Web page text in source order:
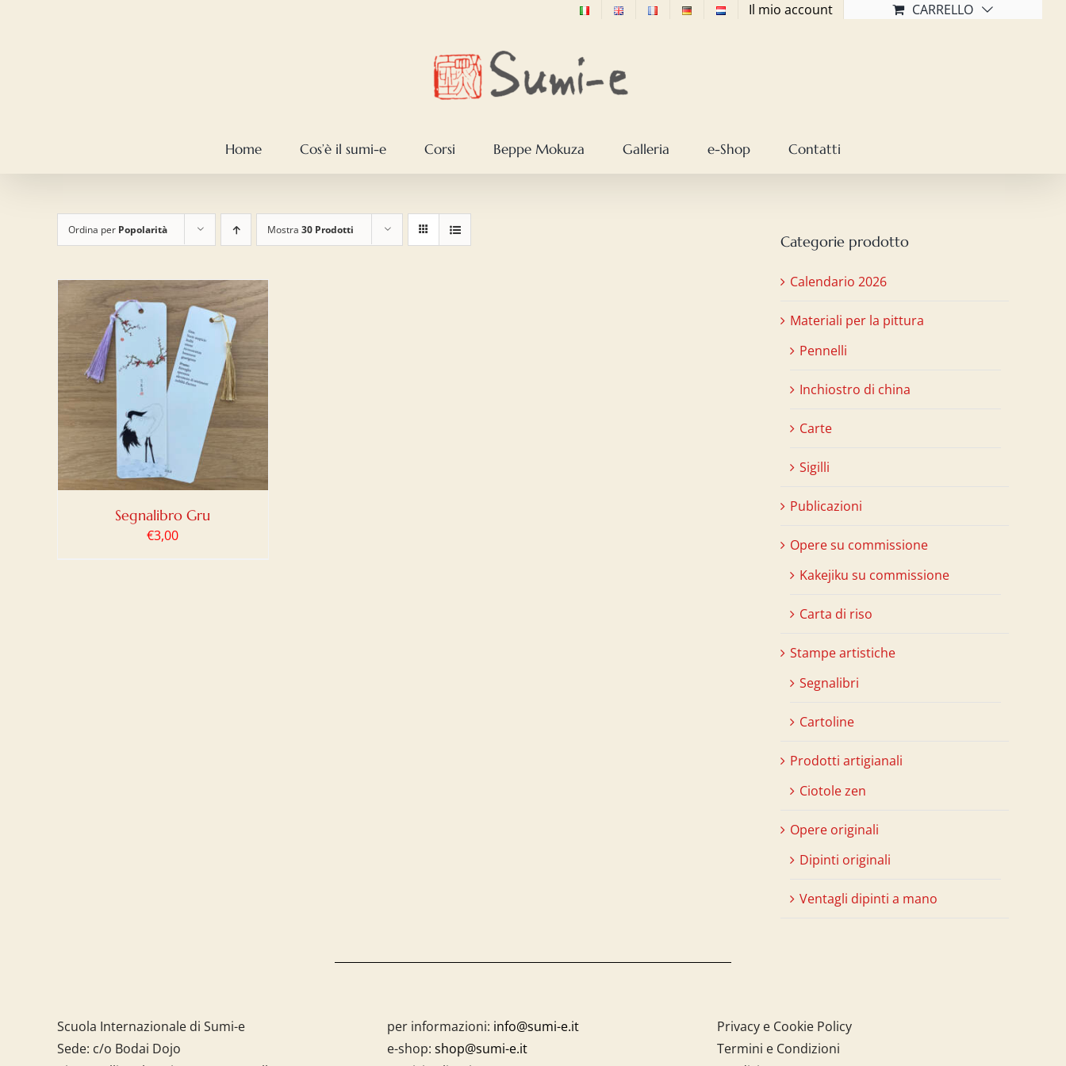
Il mio account CARRELLO
Home Cos’è il sumi-e Corsi Beppe Mokuza Galleria e-Shop Contatti
Ordina per Popolarità Mostra 30 Prodotti
Segnalibro Gru
€3,00
Categorie prodotto
Calendario 2026
Materiali per la pittura
Pennelli
Inchiostro di china
Carte
Sigilli
Publicazioni
Opere su commissione
Kakejiku su commissione
Carta di riso
Stampe artistiche
Segnalibri
Cartoline
Prodotti artigianali
Ciotole zen
Opere originali
Dipinti originali
Ventagli dipinti a mano
Scuola Internazionale di Sumi-e
Sede: c/o Bodai Dojo
per informazioni: info@sumi-e.it
e-shop: shop@sumi-e.it
Privacy e Cookie Policy
Termini e Condizioni